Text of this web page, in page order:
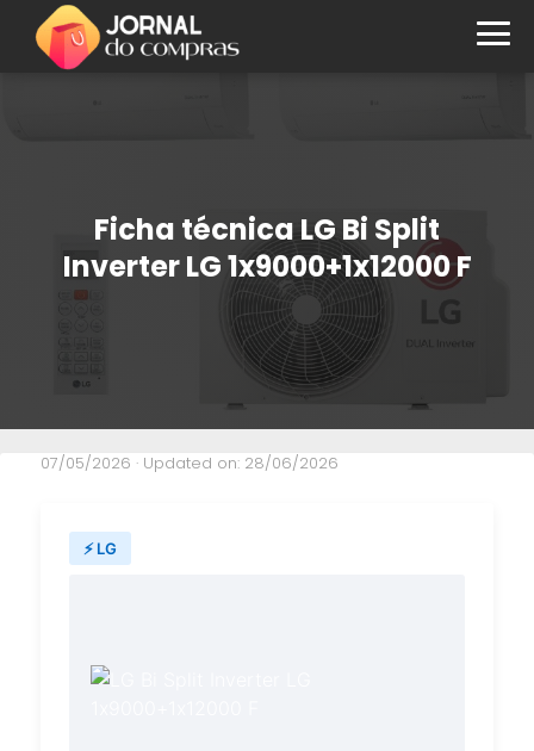
Ficha técnica LG Bi Split
Inverter LG 1x9000+1x12000 F
07/05/2026 · Updated on: 28/06/2026
⚡ LG